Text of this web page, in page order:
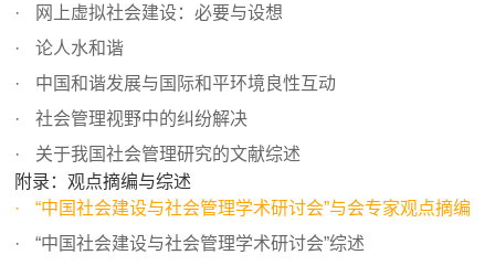
网上虚拟社会建设：必要与设想
论人水和谐
中国和谐发展与国际和平环境良性互动
社会管理视野中的纠纷解决
关于我国社会管理研究的文献综述
附录：观点摘编与综述
“中国社会建设与社会管理学术研讨会”与会专家观点摘编
“中国社会建设与社会管理学术研讨会”综述